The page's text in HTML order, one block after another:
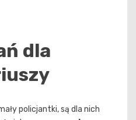
dla
policjantki, są dla nich